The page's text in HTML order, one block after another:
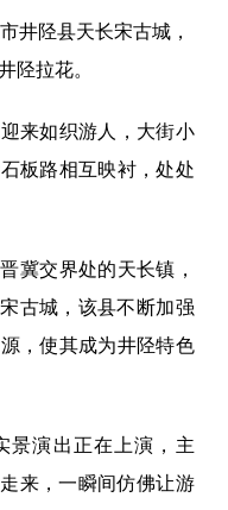
井陉县天长宋古城，
陉拉花。
来如织游人，大街小
板路相互映衬，处处
冀交界处的天长镇，
古城，该县不断加强
，使其成为井陉特色
景演出正在上演，主
来，一瞬间仿佛让游